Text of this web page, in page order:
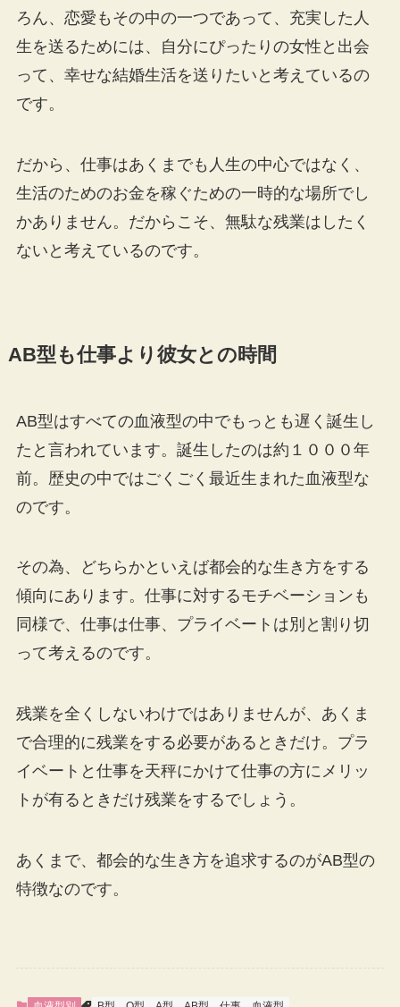
ろん、恋愛もその中の一つであって、充実した人
生を送るためには、自分にぴったりの女性と出会
って、幸せな結婚生活を送りたいと考えているの
です。
だから、仕事はあくまでも人生の中心ではなく、
生活のためのお金を稼ぐための一時的な場所でし
かありません。だからこそ、無駄な残業はしたく
ないと考えているのです。
AB型も仕事より彼女との時間
AB型はすべての血液型の中でもっとも遅く誕生し
たと言われています。誕生したのは約１０００年
前。歴史の中ではごくごく最近生まれた血液型な
のです。
その為、どちらかといえば都会的な生き方をする
傾向にあります。仕事に対するモチベーションも
同様で、仕事は仕事、プライベートは別と割り切
って考えるのです。
残業を全くしないわけではありませんが、あくま
で合理的に残業をする必要があるときだけ。プラ
イベートと仕事を天秤にかけて仕事の方にメリッ
トが有るときだけ残業をするでしょう。
あくまで、都会的な生き方を追求するのがAB型の
特徴なのです。